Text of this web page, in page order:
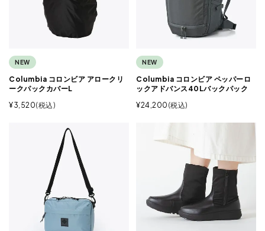
NEW
Columbia コロンビア アロークリ
ークパックカバーL
¥3,520 税込
NEW
Columbia コロンビア ペッパーロ
ックアドバンス40Lバックパック
¥24,200 税込